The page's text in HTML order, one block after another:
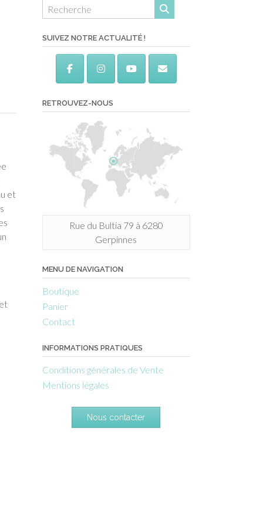
et
SUIVEZ NOTRE ACTUALITÉ !
RETROUVEZ-NOUS
Rue du Bultia 79 à 6280
Gerpinnes
MENU DE NAVIGATION
Boutique
Panier
Contact
INFORMATIONS PRATIQUES
Conditions générales de Vente
Mentions légales
Nous contacter